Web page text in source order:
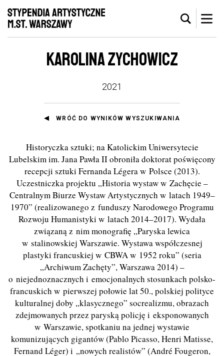
KAROLINA ZYCHOWICZ
2021
WRÓĆ DO WYNIKÓW WYSZUKIWANIA
Historyczka sztuki; na Katolickim Uniwersytecie
Lubelskim im. Jana Pawła II obroniła doktorat poświęcony
recepcji sztuki Fernanda Légera w Polsce (2013).
Uczestniczka projektu „Historia wystaw w Zachęcie –
Centralnym Biurze Wystaw Artystycznych w latach 1949–
1970” (realizowanego z funduszy Narodowego Programu
Rozwoju Humanistyki w latach 2014–2017). Wydała
związaną z nim monografię „Paryska lewica
w stalinowskiej Warszawie. Wystawa współczesnej
plastyki francuskiej w CBWA w 1952 roku” (seria
„Archiwum Zachęty”, Warszawa 2014) –
o niejednoznacznych i emocjonalnych stosunkach polsko-
francuskich w pierwszej połowie lat 50., polskiej polityce
kulturalnej doby „klasycznego” socrealizmu, obrazach
zdejmowanych przez paryską policję i eksponowanych
w Warszawie, spotkaniu na jednej wystawie
komunizujących gigantów (Pablo Picasso, Henri Matisse,
Fernand Léger) i „nowych realistów” (André Fougeron,